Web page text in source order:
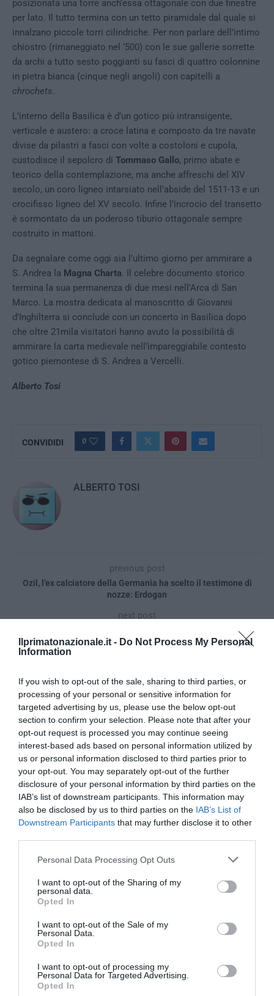
Ilprimatonazionale.it - Do Not Process My Personal
Information
If you wish to opt-out of the sale, sharing to third parties, or
processing of your personal or sensitive information for
targeted advertising by us, please use the below opt-out
section to confirm your selection. Please note that after your
opt-out request is processed you may continue seeing
interest-based ads based on personal information utilized by
us or personal information disclosed to third parties prior to
your opt-out. You may separately opt-out of the further
disclosure of your personal information by third parties on the
IAB’s list of downstream participants. This information may
also be disclosed by us to third parties on the IAB’s List of
Downstream Participants that may further disclose it to other
Please note that this website/app uses one or more Google
not limited to your visit or usage behaviour. You may click to
grant or deny consent to Google and its third-party tags to
use your data for below specified purposes in below Google
consent section.
Personal Data Processing Opt Outs
I want to opt-out of the Sharing of my
personal data.
Opted In
I want to opt-out of the Sale of my
Personal Data.
Opted In
I want to opt-out of processing my
Personal Data for Targeted Advertising.
Opted In
posizionata una torre anch’essa ottagonale con due finestre
per lato. Il tutto termina con un tetto piramidale dal quale si
innalzano piccole torri cilindriche. Per non parlare dell’intimo
chiostro (rimaneggiato nel ‘500) con le sue gallerie sorrette
da archi a tutto sesto poggianti su fasci di quattro colonnine
in pietra bianca (cinque negli angoli) con capitelli a
chrochets
L’interno della Basilica è d’un gotico più intransigente,
verticale e austero: a croce latina e composto da tre navate
divise da pilastri a fasci con volte a costoloni e cupola,
custodisce il sepolcro di Tommaso Gallo, primo abate e
teorico della contemplazione, ma anche affreschi del XIV
secolo, un coro ligneo intarsiato nell’abside del 1511-13 e un
crocifisso ligneo del XV secolo. Infine l’incrocio del transetto
è sormontato da un poderoso tiburio ottagonale sempre
costruito in mattoni.
Da segnalare come oggi sia l’ultimo giorno per ammirare a
S. Andrea la Magna Charta . Il celebre documento storico
termina la sua permanenza di due mesi nell’Arca di San
Marco. La mostra dedicata al manoscritto di Giovanni
d’Inghilterra si conclude con un concerto in Basilica dopo
che oltre 21mila visitatori hanno avuto la possibilità di
ammirare la carta medievale nell’impareggiabile contesto
gotico piemontese di S. Andrea a Vercelli.
Alberto Tosi
CONVIDIDI 0
ALBERTO TOSI
previous post
Ozil, l’ex calciatore della Germania ha scelto il testimone di
nozze: Erdogan
next post
Gay Pride, falso allarme sparatoria a Washington: panico e feriti
(Video)
YOU MAY ALSO LIKE
Bonaccini e il mito delle barricate di Parma: quando
l’antifascismo copia il fascismo
6 Agosto 2026